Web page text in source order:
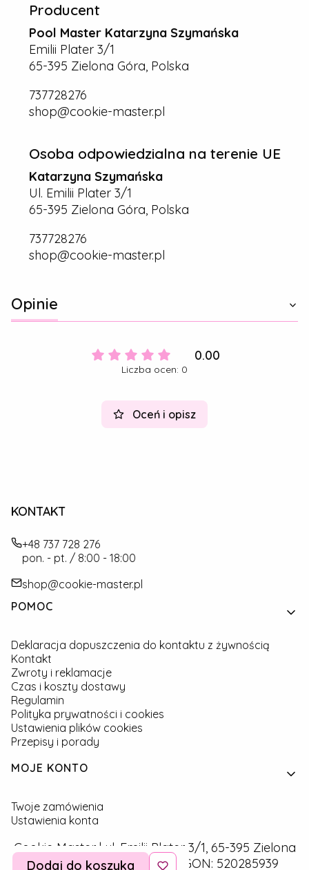
Producent
Pool Master Katarzyna Szymańska
Emilii Plater 3/1
65-395 Zielona Góra, Polska
737728276
shop@cookie-master.pl
Osoba odpowiedzialna na terenie UE
Katarzyna Szymańska
Ul. Emilii Plater 3/1
65-395 Zielona Góra, Polska
737728276
shop@cookie-master.pl
Opinie
0.00
Liczba ocen: 0
Oceń i opisz
KONTAKT
+48 737 728 276
pon. - pt. / 8:00 - 18:00
shop@cookie-master.pl
Linki w stopce
POMOC
Deklaracja dopuszczenia do kontaktu z żywnością
Kontakt
Zwroty i reklamacje
Czas i koszty dostawy
Regulamin
Polityka prywatności i cookies
Ustawienia plików cookies
Przepisy i porady
MOJE KONTO
Twoje zamówienia
Ustawienia konta
Cookie Master | ul. Emilii Plater 3/1, 65-395 Zielona
Góra | NIP: 9291757160 | REGON: 520285939
Dodaj do koszyka